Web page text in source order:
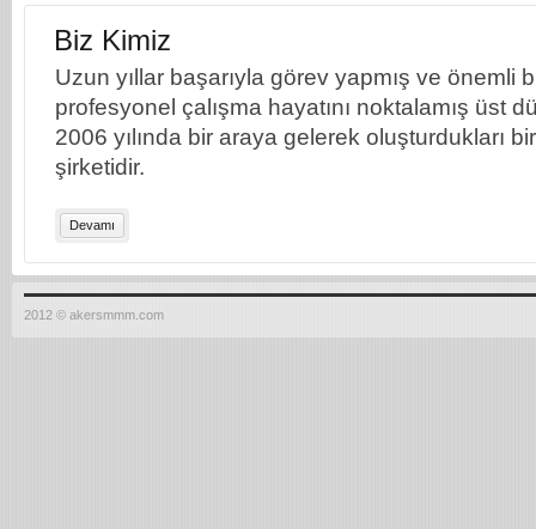
Biz Kimiz
Uzun yıllar başarıyla görev yapmış ve önemli
profesyonel çalışma hayatını noktalamış üst
2006 yılında bir araya gelerek oluşturdukları
şirketidir.
Devamı
2012 © akersmmm.com